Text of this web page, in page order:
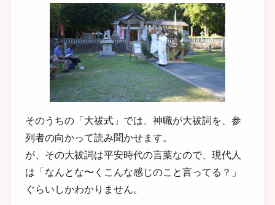
そのうちの「大祓式」では、神職が大祓詞を、参
列者の向かって読み聞かせます。
が、その大祓詞は平安時代の言葉なので、現代人
は「なんとな〜くこんな感じのこと言ってる？」
ぐらいしかわかりません。